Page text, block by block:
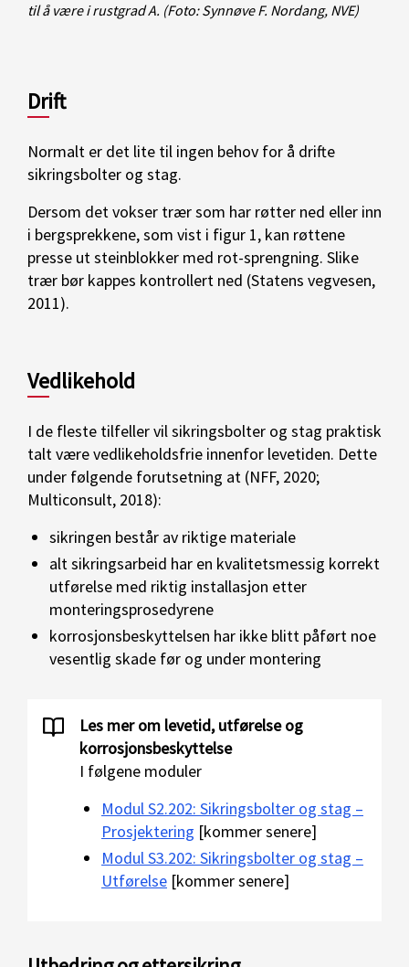
til å være i rustgrad A. (Foto: Synnøve F. Nordang, NVE)
Drift
Normalt er det lite til ingen behov for å drifte
sikringsbolter og stag.
Dersom det vokser trær som har røtter ned eller inn
i bergsprekkene, som vist i figur 1, kan røttene
presse ut steinblokker med rot-sprengning. Slike
trær bør kappes kontrollert ned (Statens vegvesen,
2011).
Vedlikehold
I de fleste tilfeller vil sikringsbolter og stag praktisk
talt være vedlikeholdsfrie innenfor levetiden. Dette
under følgende forutsetning at (NFF, 2020;
Multiconsult, 2018):
sikringen består av riktige materiale
alt sikringsarbeid har en kvalitetsmessig korrekt
utførelse med riktig installasjon etter
monteringsprosedyrene
korrosjonsbeskyttelsen har ikke blitt påført noe
vesentlig skade før og under montering
Les mer om levetid, utførelse og
korrosjonsbeskyttelse
I følgene moduler
Modul S2.202: Sikringsbolter og stag –
Prosjektering [kommer senere]
Modul S3.202: Sikringsbolter og stag –
Utførelse [kommer senere]